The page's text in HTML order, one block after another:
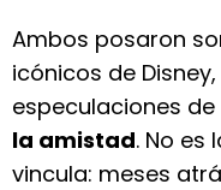
Ambos posaron
icónicos de
especulaciones de
la amistad. No es
vincula: meses